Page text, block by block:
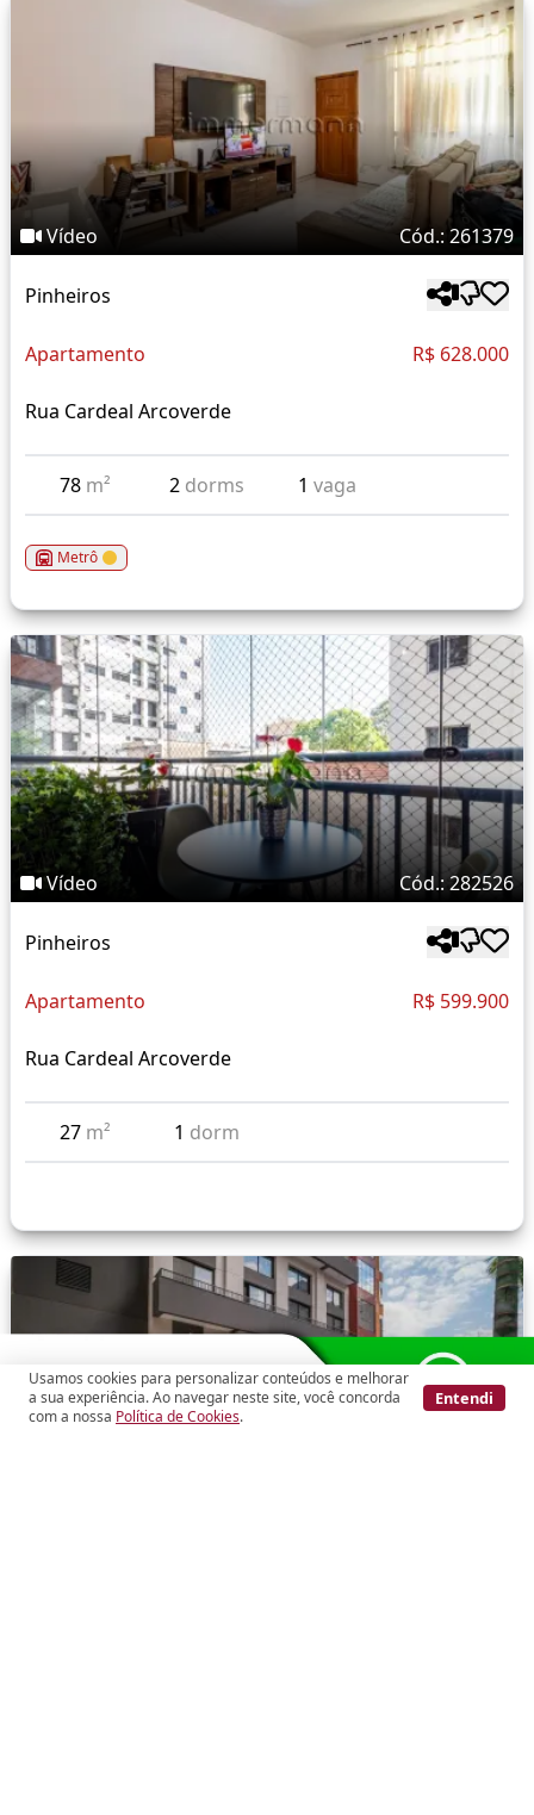
Usamos cookies para personalizar conteúdos e melhorar
a sua experiência. Ao navegar neste site, você concorda
com a nossa Política de Cookies.
Entendi
Vídeo Cód.: 261379
Pinheiros
Apartamento R$ 628.000
Rua Cardeal Arcoverde
78 m² 2 dorms 1vaga
Metrô
Vídeo Cód.: 282526
Pinheiros
Apartamento R$ 599.900
Rua Cardeal Arcoverde
27 m² 1 dorm